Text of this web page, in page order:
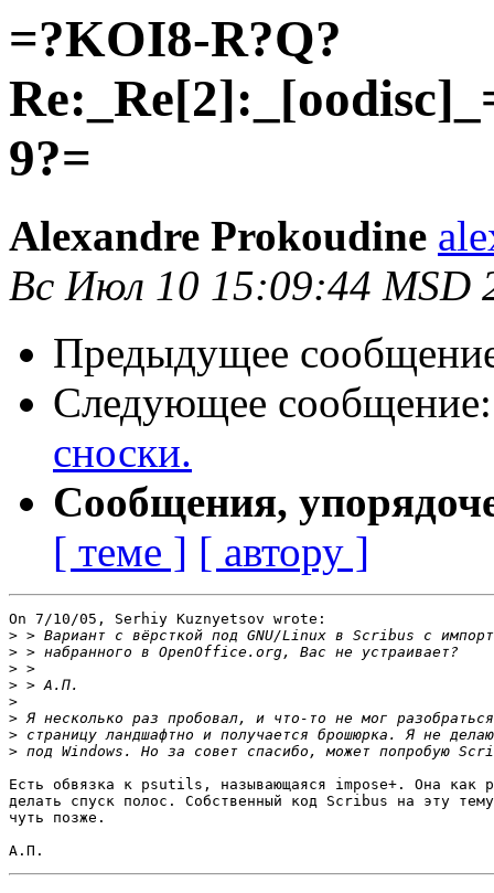
=?KOI8-R?Q?
9?=
Alexandre Prokoudine
Вс Июл 10 15:09:44 MSD
Предыдущее
Следующее
сноски.
Сообщения,
[ теме ] [ автору ]
On 7/10/05, Serhiy Kuznyetsov wrote:
>
>
>
>
>
>
>
>
Есть обвязка к psutils, называющаяся impose+. Она как
делать спуск полос. Собственный код Scribus на эту
чуть позже.